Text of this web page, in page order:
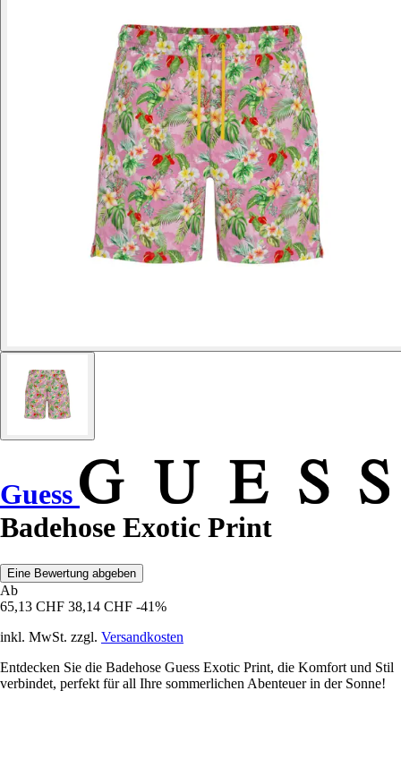
Guess
Badehose Exotic Print
Eine Bewertung abgeben
Ab
65,13 CHF 38,14 CHF -41%
inkl. MwSt. zzgl. Versandkosten
Entdecken Sie die Badehose Guess Exotic Print, die Komfort und Stil
verbindet, perfekt für all Ihre sommerlichen Abenteuer in der Sonne!